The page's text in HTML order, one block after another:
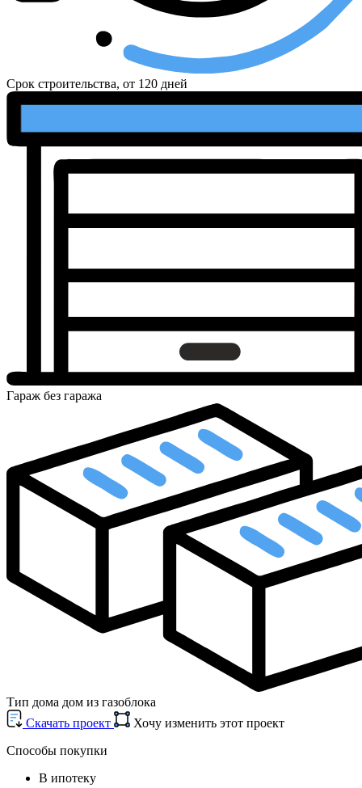
Срок строительства, от 120 дней
Гараж без гаража
Тип дома дом из газоблока
Cкачать проект
Хочу изменить этот проект
Способы покупки
В ипотеку